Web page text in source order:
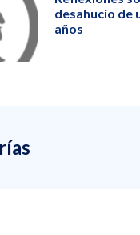
desahucio de
años